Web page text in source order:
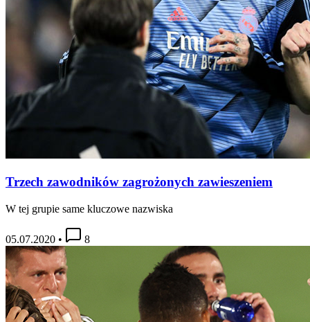
Trzech zawodników zagrożonych zawieszeniem
W tej grupie same kluczowe nazwiska
05.07.2020 • 8